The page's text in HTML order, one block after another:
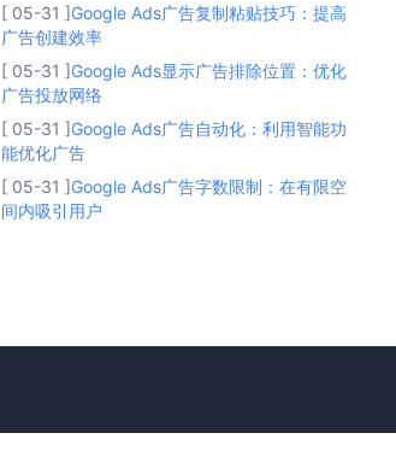
[ 05-31 ]Google Ads广告复制粘贴技巧：提高
广告创建效率
[ 05-31 ]Google Ads显示广告排除位置：优化
广告投放网络
[ 05-31 ]Google Ads广告自动化：利用智能功
能优化广告
[ 05-31 ]Google Ads广告字数限制：在有限空
间内吸引用户